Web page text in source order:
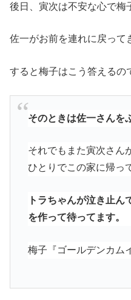
後日、寅次は不安な心で梅
佐一がお前を連れに戻って
すると梅子はこう答えるの
そのときは佐一さんを
それでもまた寅次さん
ひとりでこの家に帰っ
トラちゃんが泣き止
を作って待ってます。
梅子『ゴールデンカム